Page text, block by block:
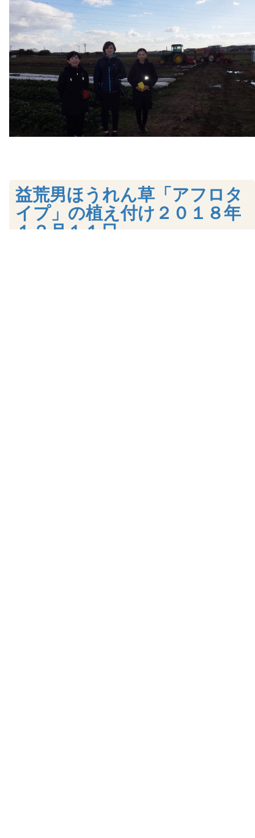
益荒男ほうれん草「アフロタ
イプ」の植え付け２０１８年
１２月１１日